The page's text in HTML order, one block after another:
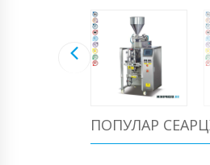
ПОПУЛАР